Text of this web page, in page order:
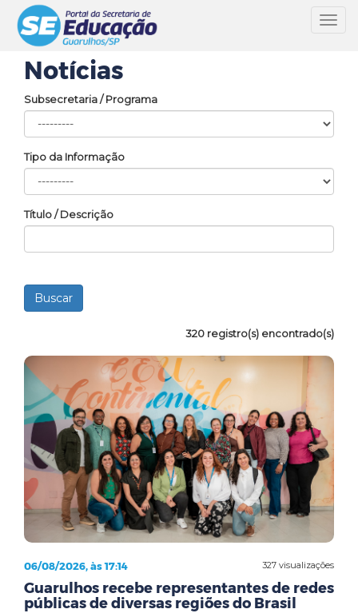
Notícias
Subsecretaria / Programa
Tipo da Informação
Título / Descrição
320 registro(s) encontrado(s)
327 visualizações
06/08/2026, às 17:14
Guarulhos recebe representantes de redes
públicas de diversas regiões do Brasil